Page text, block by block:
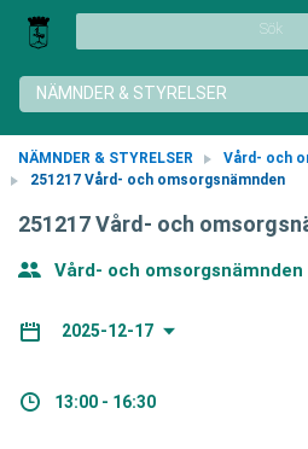
Sök
NÄMNDER & STYRELSER
NÄMNDER & STYRELSER
Vård- och
251217 Vård- och omsorgsnämnden
251217 Vård- och
Vård- och omsorgsnämnden
2025-12-17
13:00 - 16:30